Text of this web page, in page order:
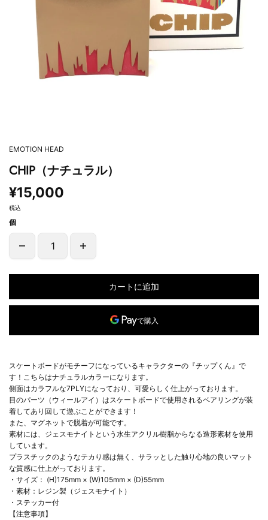
EMOTION HEAD
CHIP（ナチュラル）
¥15,000
税込
個
カートに追加
スケートボードがモチーフになっているキャラクターの『チップくん』で
す！こちらはナチュラルカラーになります。
側面はカラフルな7PLYになっており、可愛らしく仕上がっております。
目のパーツ（ウィールアイ）はスケートボードで使用されるベアリングが装
着してあり回して遊ぶことができます！
また、マグネットで脱着が可能です。
素材には、ジェスモナイトという水生アクリル樹脂からなる造形素材を使用
しています。
プラスチックのようなテカり感は無く、サラッとした触り心地の良いマット
な質感に仕上がっております。
・サイズ： (H)175mm × (W)105mm × (D)55mm
・素材：レジン製（ジェスモナイト）
・ステッカー付
【注意事項】